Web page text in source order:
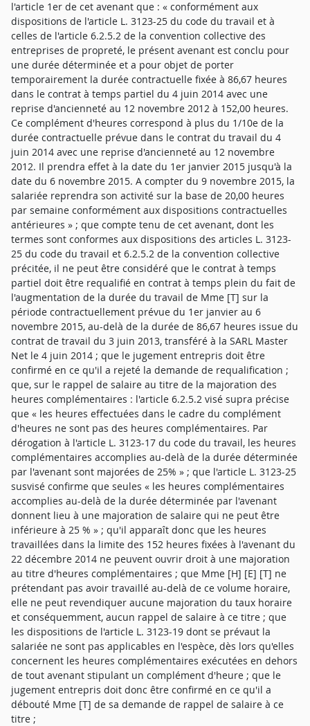
l'article 1er de cet avenant que : « conformément aux
dispositions de l'article L. 3123-25 du code du travail et à
celles de l'article 6.2.5.2 de la convention collective des
entreprises de propreté, le présent avenant est conclu pour
une durée déterminée et a pour objet de porter
temporairement la durée contractuelle fixée à 86,67 heures
dans le contrat à temps partiel du 4 juin 2014 avec une
reprise d'ancienneté au 12 novembre 2012 à 152,00 heures.
Ce complément d'heures correspond à plus du 1/10e de la
durée contractuelle prévue dans le contrat du travail du 4
juin 2014 avec une reprise d'ancienneté au 12 novembre
2012. Il prendra effet à la date du 1er janvier 2015 jusqu'à la
date du 6 novembre 2015. A compter du 9 novembre 2015, la
salariée reprendra son activité sur la base de 20,00 heures
par semaine conformément aux dispositions contractuelles
antérieures » ; que compte tenu de cet avenant, dont les
termes sont conformes aux dispositions des articles L. 3123-
25 du code du travail et 6.2.5.2 de la convention collective
précitée, il ne peut être considéré que le contrat à temps
partiel doit être requalifié en contrat à temps plein du fait de
l'augmentation de la durée du travail de Mme [T] sur la
période contractuellement prévue du 1er janvier au 6
novembre 2015, au-delà de la durée de 86,67 heures issue du
contrat de travail du 3 juin 2013, transféré à la SARL Master
Net le 4 juin 2014 ; que le jugement entrepris doit être
confirmé en ce qu'il a rejeté la demande de requalification ;
que, sur le rappel de salaire au titre de la majoration des
heures complémentaires : l'article 6.2.5.2 visé supra précise
que « les heures effectuées dans le cadre du complément
d'heures ne sont pas des heures complémentaires. Par
dérogation à l'article L. 3123-17 du code du travail, les heures
complémentaires accomplies au-delà de la durée déterminée
par l'avenant sont majorées de 25% » ; que l'article L. 3123-25
susvisé confirme que seules « les heures complémentaires
accomplies au-delà de la durée déterminée par l'avenant
donnent lieu à une majoration de salaire qui ne peut être
inférieure à 25 % » ; qu'il apparaît donc que les heures
travaillées dans la limite des 152 heures fixées à l'avenant du
22 décembre 2014 ne peuvent ouvrir droit à une majoration
au titre d'heures complémentaires ; que Mme [H] [E] [T] ne
prétendant pas avoir travaillé au-delà de ce volume horaire,
elle ne peut revendiquer aucune majoration du taux horaire
et conséquemment, aucun rappel de salaire à ce titre ; que
les dispositions de l'article L. 3123-19 dont se prévaut la
salariée ne sont pas applicables en l'espèce, dès lors qu'elles
concernent les heures complémentaires exécutées en dehors
de tout avenant stipulant un complément d'heure ; que le
jugement entrepris doit donc être confirmé en ce qu'il a
débouté Mme [T] de sa demande de rappel de salaire à ce
titre ;